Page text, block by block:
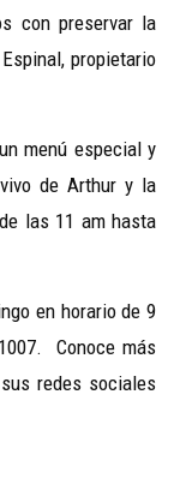
con preservar la
propietario
menú especial y
de Arthur y la
las 11 am hasta
en horario de 9
Conoce más
redes sociales